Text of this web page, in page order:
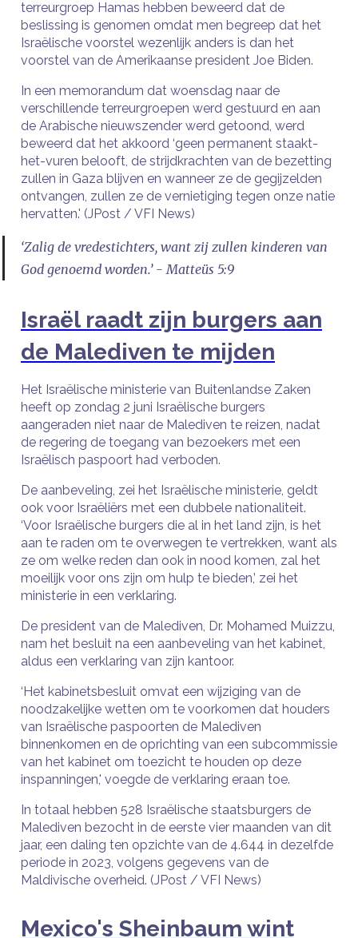
terreurgroep Hamas hebben beweerd dat de
beslissing is genomen omdat men begreep dat het
Israëlische voorstel wezenlijk anders is dan het
voorstel van de Amerikaanse president Joe Biden.
In een memorandum dat woensdag naar de
verschillende terreurgroepen werd gestuurd en aan
de Arabische nieuwszender werd getoond, werd
beweerd dat het akkoord ‘geen permanent staakt-
het-vuren belooft, de strijdkrachten van de bezetting
zullen in Gaza blijven en wanneer ze de gegijzelden
ontvangen, zullen ze de vernietiging tegen onze natie
hervatten.' (JPost / VFI News)
‘Zalig de vredestichters, want zij zullen kinderen van
God genoemd worden.’ - Matteüs 5:9
Israël raadt zijn burgers aan
de Malediven te mijden
Het Israëlische ministerie van Buitenlandse Zaken
heeft op zondag 2 juni Israëlische burgers
aangeraden niet naar de Malediven te reizen, nadat
de regering de toegang van bezoekers met een
Israëlisch paspoort had verboden.
De aanbeveling, zei het Israëlische ministerie, geldt
ook voor Israëliërs met een dubbele nationaliteit.
‘Voor Israëlische burgers die al in het land zijn, is het
aan te raden om te overwegen te vertrekken, want als
ze om welke reden dan ook in nood komen, zal het
moeilijk voor ons zijn om hulp te bieden,’ zei het
ministerie in een verklaring.
De president van de Malediven, Dr. Mohamed Muizzu,
nam het besluit na een aanbeveling van het kabinet,
aldus een verklaring van zijn kantoor.
‘Het kabinetsbesluit omvat een wijziging van de
noodzakelijke wetten om te voorkomen dat houders
van Israëlische paspoorten de Malediven
binnenkomen en de oprichting van een subcommissie
van het kabinet om toezicht te houden op deze
inspanningen,' voegde de verklaring eraan toe.
In totaal hebben 528 Israëlische staatsburgers de
Malediven bezocht in de eerste vier maanden van dit
jaar, een daling ten opzichte van de 4.644 in dezelfde
periode in 2023, volgens gegevens van de
Maldivische overheid. (JPost / VFI News)
Mexico's Sheinbaum wint